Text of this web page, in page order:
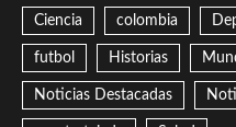
Ciencia colombia
futbol Historias
Noticias Destacadas